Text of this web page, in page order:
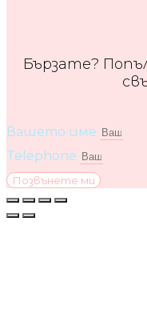
Бързате?
Вашето име
Telephone
Позвънете ми